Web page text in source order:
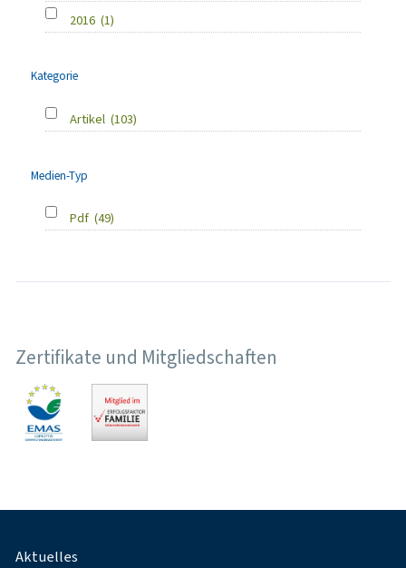
2016 (1)
Kategorie
Artikel (103)
Medien-Typ
Pdf (49)
Zertifikate und Mitgliedschaften
Fußnavigation
Aktuelles